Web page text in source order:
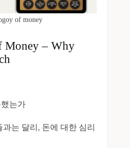
of money
Money – Why
는가
는 달리, 돈에 대한 심리